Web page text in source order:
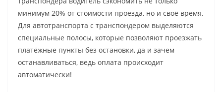
минимум 20% от стоимости проезда, но и своё время.
Для автотранспорта с транспондером выделяются
специальные полосы, которые позволяют проезжать
платёжные пункты без остановки, да и зачем
останавливаться, ведь оплата происходит
автоматически!